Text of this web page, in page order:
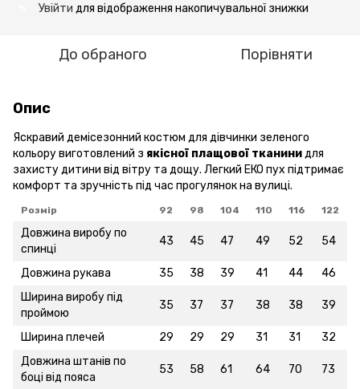
Увійти для відображення накопичувальної знижки
До обраного Порівняти
Опис
Яскравий демісезонний костюм для дівчинки зеленого
кольору виготовлений з якісної плащової тканинидля
захисту дитини від вітру та дощу. Легкий ЕКО пух підтримає
комфорт та зручність під час прогулянок на вулиці.
Розмір 92 98 104 110 116 122
Довжина виробу по
спинці
43 45 47 49 52 54
Довжина рукава 35 38 39 41 44
46
Ширина виробу під
проймою
35 37 37 38 38 39
Ширина плечей 29 29 29 31 31
32
Довжина штанів по
боці від пояса
53 58 61 64 70 73